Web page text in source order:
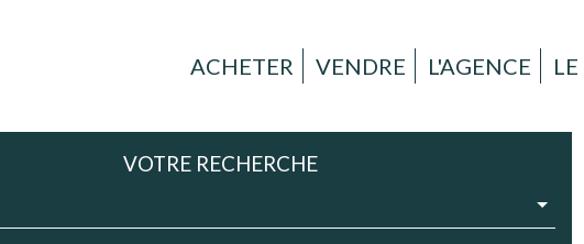
ACHETER VENDRE L'AGENCE
VOTRE RECHERCHE